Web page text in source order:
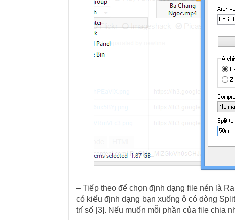
– Tiếp theo để chọn định dạng file nén là
có kiểu định dạng bạn xuống ô có dòng
trí số [3]. Nếu muốn mỗi phần của file chia